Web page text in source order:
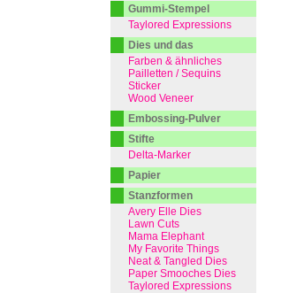
Gummi-Stempel
Taylored Expressions
Dies und das
Farben & ähnliches
Pailletten / Sequins
Sticker
Wood Veneer
Embossing-Pulver
Stifte
Delta-Marker
Papier
Stanzformen
Avery Elle Dies
Lawn Cuts
Mama Elephant
My Favorite Things
Neat & Tangled Dies
Paper Smooches Dies
Taylored Expressions